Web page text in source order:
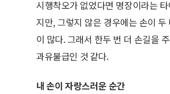
시행착오가 없었다면 명장이라는
지만, 그렇지 않은 경우에는 손이
이 많다. 그래서 한두 번 더 손길을
과유불급인 것 같다.
내 손이 자랑스러운 순간